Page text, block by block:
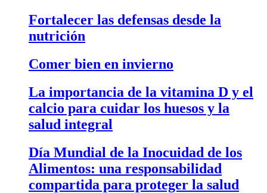
Fortalecer las defensas desde la
nutrición
Comer bien en invierno
La importancia de la vitamina D y el
calcio para cuidar los huesos y la
salud integral
Día Mundial de la Inocuidad de los
Alimentos: una responsabilidad
compartida para proteger la salud